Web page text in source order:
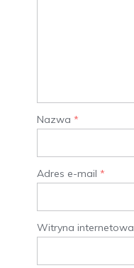
Nazwa *
Adres e-mail *
Witryna internetowa